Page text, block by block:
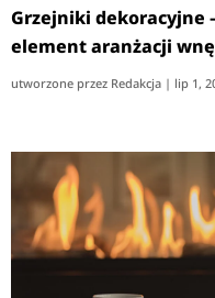
Grzejniki
element aranżacji
utworzone przez Redakcja | lip 1,